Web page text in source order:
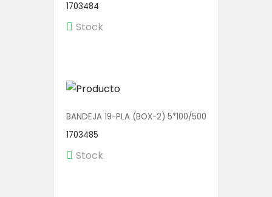
1703484
Stock
BANDEJA 19-PLA (BOX-2) 5*100/500
1703485
Stock